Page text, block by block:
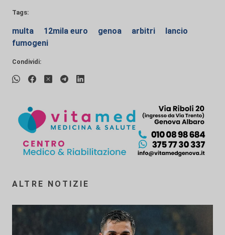
Tags:
multa 12mila euro genoa arbitri
lancio
fumogeni
Condividi:
ALTRE NOTIZIE